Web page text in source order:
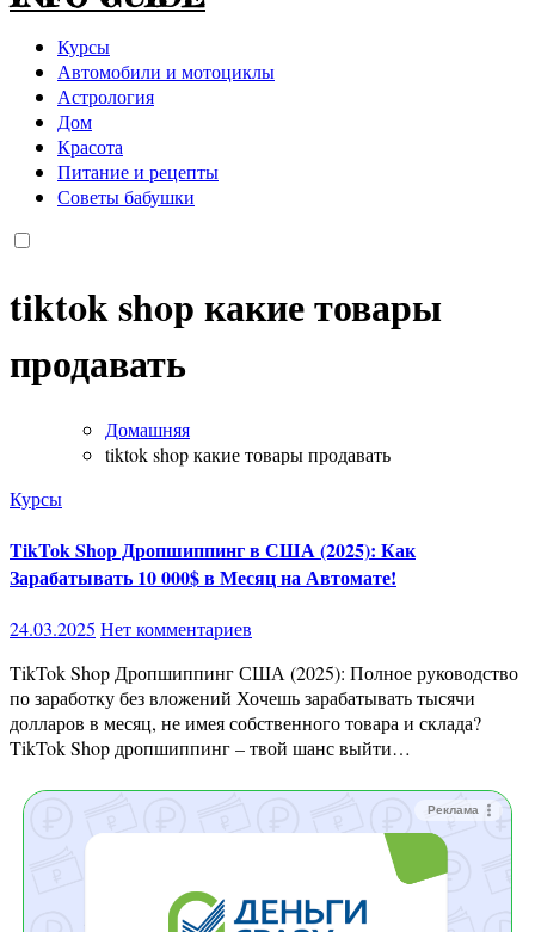
Курсы
Автомобили и мотоциклы
Астрология
Дом
Красота
Питание и рецепты
Советы бабушки
tiktok shop какие товары
продавать
Домашняя
tiktok shop какие товары продавать
Курсы
TikTok Shop Дропшиппинг в США (2025): Как
Зарабатывать 10 000$ в Месяц на Автомате!
24.03.2025 Нет комментариев
TikTok Shop Дропшиппинг США (2025): Полное руководство
по заработку без вложений Хочешь зарабатывать тысячи
долларов в месяц, не имея собственного товара и склада?
TikTok Shop дропшиппинг – твой шанс выйти…
Реклама